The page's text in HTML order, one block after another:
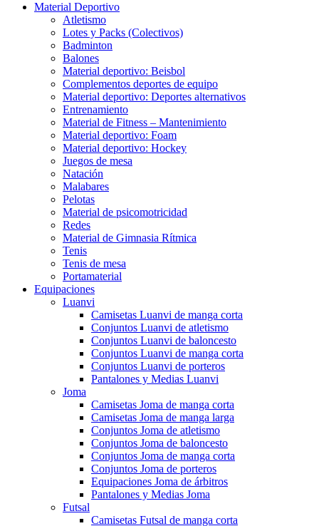
Material Deportivo
Atletismo
Lotes y Packs (Colectivos)
Badminton
Balones
Material deportivo: Beisbol
Complementos deportes de equipo
Material deportivo: Deportes alternativos
Entrenamiento
Material de Fitness – Mantenimiento
Material deportivo: Foam
Material deportivo: Hockey
Juegos de mesa
Natación
Malabares
Pelotas
Material de psicomotricidad
Redes
Material de Gimnasia Rítmica
Tenis
Tenis de mesa
Portamaterial
Equipaciones
Luanvi
Camisetas Luanvi de manga corta
Conjuntos Luanvi de atletismo
Conjuntos Luanvi de baloncesto
Conjuntos Luanvi de manga corta
Conjuntos Luanvi de porteros
Pantalones y Medias Luanvi
Joma
Camisetas Joma de manga corta
Camisetas Joma de manga larga
Conjuntos Joma de atletismo
Conjuntos Joma de baloncesto
Conjuntos Joma de manga corta
Conjuntos Joma de porteros
Equipaciones Joma de árbitros
Pantalones y Medias Joma
Futsal
Camisetas Futsal de manga corta